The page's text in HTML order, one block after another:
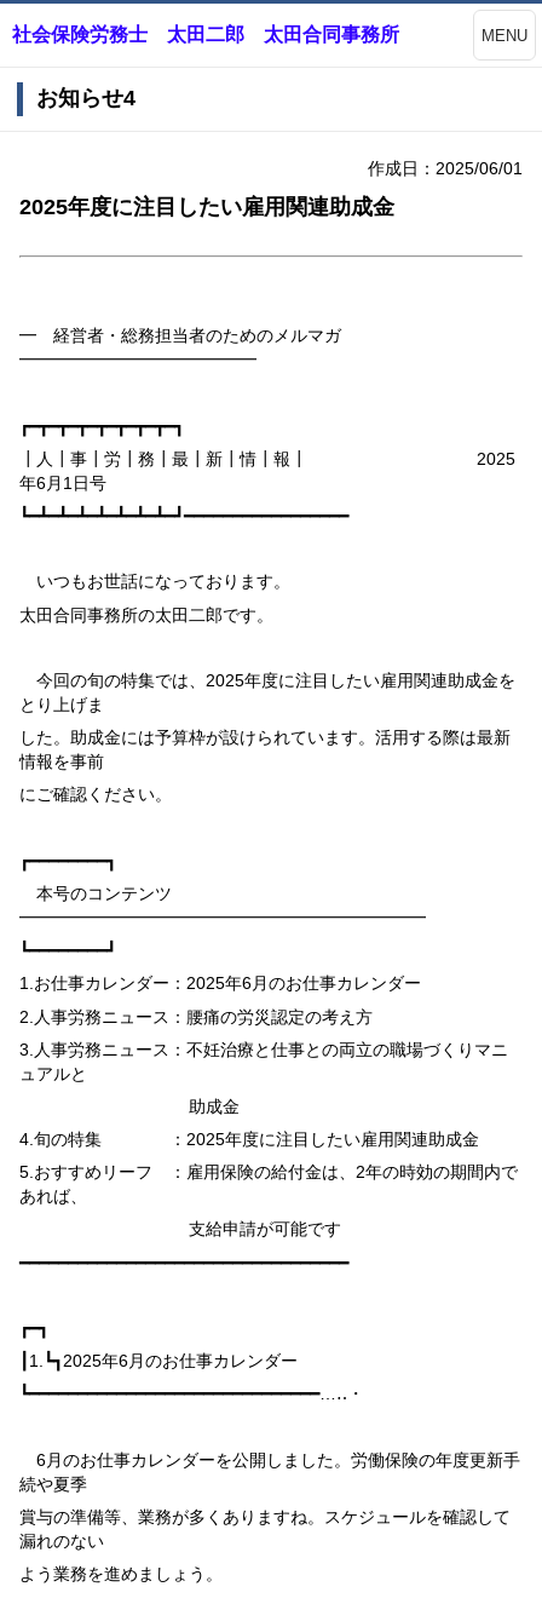
社会保険労務士 太田二郎 太田合同事務所 MENU
お知らせ4
作成日：2025/06/01
2025年度に注目したい雇用関連助成金
━ 経営者・総務担当者のためのメルマガ
━━━━━━━━━━━━━━
┏━┳━┳━┳━┳━┳━┳━┳━┓
┃人┃事┃労┃務┃最┃新┃情┃報┃ 2025
年6月 1 日号
┗━┻━┻━┻━┻━┻━┻━┻━┛━━━━━━━━━━━━━━━━━
いつもお世話になっております。
太田合同事務所の太田二郎です。
今回の旬の特集では、 2025年度に注目したい雇用関連助成金を
とり上げま
した。助成金には予算枠が設けられています。活用する際は最新
情報を事前
にご確認ください。
┏━━━━━━━━┓
本号のコンテンツ
━━━━━━━━━━━━━━━━━━━━━━━━
┗━━━━━━━━┛
1.お仕事カレンダー： 2025年6月のお仕事カレンダー
2. 人事労務ニュース：腰痛の労災認定の考え方
3. 人事労務ニュース：不妊治療と仕事との両立の職場づくりマニ
ュアルと
助成金
4. 旬の特集 ： 2025年度に注目したい雇用関連助成金
5.おすすめリーフ ：雇用保険の給付金は、 2年の時効の期間内で
あれば、
支給申請が可能です
━━━━━━━━━━━━━━━━━━━━━━━━━━━━━━━━━━
┏━┓
1. ┗┓2025年6月のお仕事カレンダー
┗━━━━━━━━━━━━━━━━━━━━━━━━━━━━━━…‥・
6月のお仕事カレンダーを公開しました。労働保険の年度更新手
続や夏季
賞与の準備等、業務が多くありますね。スケジュールを確認して
漏れのない
よう業務を進めましょう。